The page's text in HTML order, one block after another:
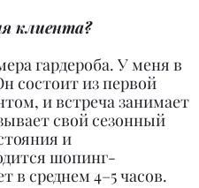
клиента?
гардероба. У меня в
состоит из первой
и встреча занимает
свой сезонный
и
шопинг-
в среднем 4–5 часов.